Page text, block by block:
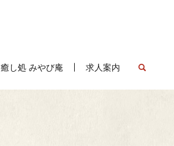
癒し処 みやび庵 求人案内 search